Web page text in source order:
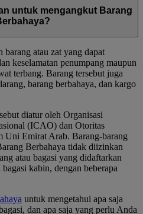
untuk mengangkut Barang
barang atau zat yang dapat
keselamatan penumpang maupun
terbang. Barang tersebut juga
barang berbahaya, dan kargo
diatur oleh Organisasi
(ICAO) dan Otoritas
Uni Emirat Arab. Barang-barang
Berbahaya tidak diizinkan
atau bagasi yang didaftarkan
kabin, dengan beberapa
untuk mengetahui apa saja
dan apa saja yang perlu Anda